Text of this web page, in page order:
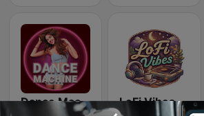
Dance Machine LoFi Vibes